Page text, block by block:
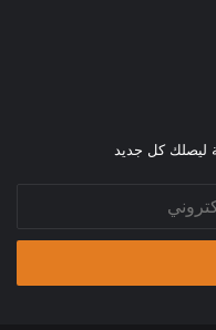
ليصلك كل جديد